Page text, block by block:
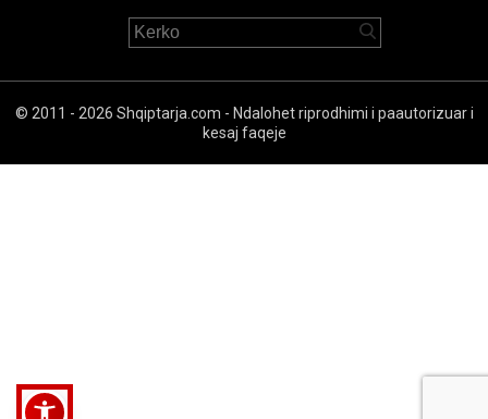
© 2011 - 2026 Shqiptarja.com - Ndalohet riprodhimi i paautorizuar i
kesaj faqeje